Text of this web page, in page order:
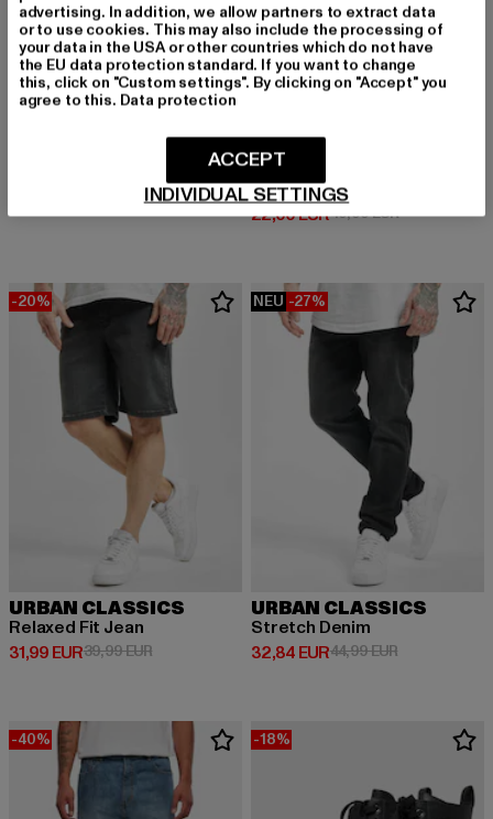
Derzeitiger Preis: 37,99 EUR
49,99 EURAktionspreis: 49,99 EUR
URBAN CLASSICS
90‘s
22,00 EUR
Derzeitiger Preis: 22,00 EUR
49,99 EURAktionspreis:
-20%
URBAN CLASSICS
Relaxed Fit Jean
31,99 EUR
Derzeitiger Preis: 31,99 EUR
39,99 EURAktionspreis: 39,99 EUR
NEU -27%
URBAN CLASSICS
Stretch Denim
32,84 EUR
Derzeitiger Preis: 32,84 EUR
44,99 EURAktionspreis:
-40% -18%
advertising. In addition, we allow partners to extract data
or to use cookies. This may also include the processing of
your data in the USA or other countries which do not have
the EU data protection standard. If you want to change
this, click on "Custom settings". By clicking on "Accept" you
agree to this. Data protection
INDIVIDUAL SETTINGS
ACCEPT